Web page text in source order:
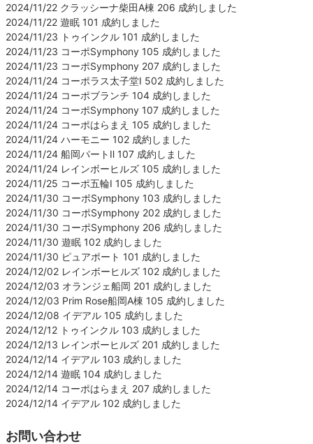
2024/11/22 クラッシーナ柴田A棟 206 成約しました
2024/11/22 遊眠 101 成約しました
2024/11/23 トゥインクル 101 成約しました
2024/11/23 コーポSymphony 105 成約しました
2024/11/23 コーポSymphony 207 成約しました
2024/11/24 コーポラス太子堂Ⅰ 502 成約しました
2024/11/24 コーポブランチ 104 成約しました
2024/11/24 コーポSymphony 107 成約しました
2024/11/24 コーポはらまえ 105 成約しました
2024/11/24 ハーモニー 102 成約しました
2024/11/24 船岡パートⅡ 107 成約しました
2024/11/24 レインボーヒルズ 105 成約しました
2024/11/25 コーポ五輪Ⅰ 105 成約しました
2024/11/30 コーポSymphony 103 成約しました
2024/11/30 コーポSymphony 202 成約しました
2024/11/30 コーポSymphony 206 成約しました
2024/11/30 遊眠 102 成約しました
2024/11/30 ピュアポート 101 成約しました
2024/12/02 レインボーヒルズ 102 成約しました
2024/12/03 オランジェ船岡 201 成約しました
2024/12/03 Prim Rose船岡A棟 105 成約しました
2024/12/08 イデアル 105 成約しました
2024/12/12 トゥインクル 103 成約しました
2024/12/13 レインボーヒルズ 201 成約しました
2024/12/14 イデアル 103 成約しました
2024/12/14 遊眠 104 成約しました
2024/12/14 コーポはらまえ 207 成約しました
2024/12/14 イデアル 102 成約しました
お問い合わせ